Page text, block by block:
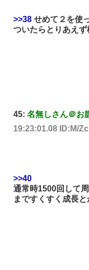
>>38 せめて２を使
ついたらとりあえ
45: 名無しさん＠お
19:23:01.08 ID:M/
>>40
通常時1500回して
まですくすく成長